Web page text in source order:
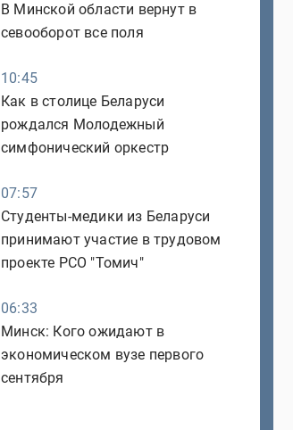
В Минской области вернут в
севооборот все поля
10:45
Как в столице Беларуси
рождался Молодежный
симфонический оркестр
07:57
Студенты-медики из Беларуси
принимают участие в трудовом
проекте РСО "Томич"
06:33
Минск: Кого ожидают в
экономическом вузе первого
сентября